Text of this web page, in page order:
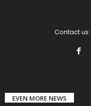
Contact us:
EVEN MORE NEWS